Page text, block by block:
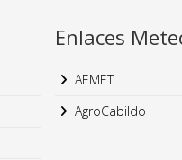
Enlaces
AEMET
AgroCabildo